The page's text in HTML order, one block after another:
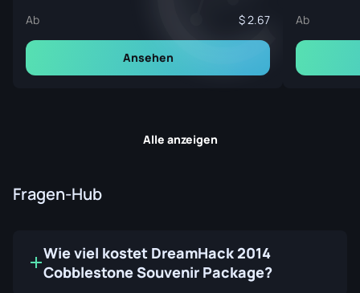
Ab 2.67
Ansehen
Ab
Alle anzeigen
Fragen-Hub
Wie viel kostet DreamHack 2014
Cobblestone Souvenir Package?